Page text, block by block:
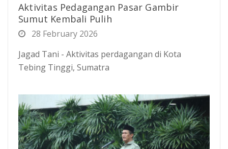
Aktivitas Pedagangan Pasar Gambir
Sumut Kembali Pulih
28 February 2026
Jagad Tani - Aktivitas perdagangan di Kota
Tebing Tinggi, Sumatra